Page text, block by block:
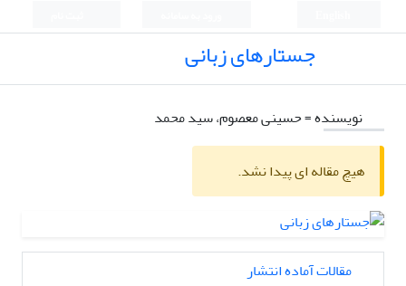
جستارهای زبانی
نویسنده =حسینی معصوم، سید محمد
هیچ مقاله ای پیدا نشد.
مقالات آماده انتشار